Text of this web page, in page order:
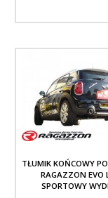
TŁUMIK KOŃCOWY
RAGAZZON EVO
SPORTOWY